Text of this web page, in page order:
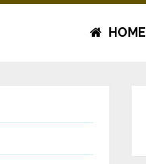
HOME